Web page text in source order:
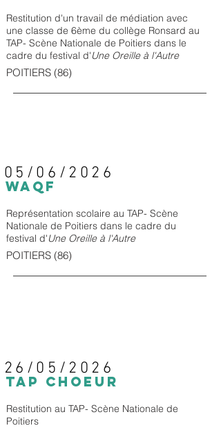
Restitution d'un travail de médiation avec
une classe de 6ème du collège Ronsard au
TAP- Scène Nationale de Poitiers dans le
cadre du festival d'Une Oreille à l'Autre
POITIERS (86)
05/06/2026
WAQF
Représentation scolaire au TAP- Scène
Nationale de Poitiers dans le cadre du
festival d'Une Oreille à l'Autre
POITIERS (86)
26/05/2026
TAP CHOEUR
Restitution au TAP- Scène Nationale de
Poitiers